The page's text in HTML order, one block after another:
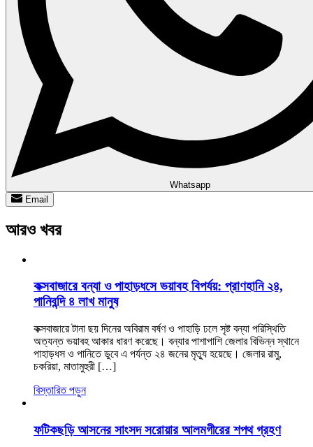
Whatsapp
Email
আরও খবর
কক্সবাজারে বন্যা ও পাহাড়ধসে ভয়াবহ বিপর্যয়: প্রাণহানি ২৪,
পানিবন্দি ৪ লাখ মানুষ
কক্সবাজারে টানা ছয় দিনের অবিরাম বর্ষণ ও পাহাড়ি ঢলে সৃষ্ট বন্যা পরিস্থিতি
অত্যন্ত ভয়াবহ আকার ধারণ করেছে। বন্যার পাশাপাশি জেলার বিভিন্ন স্থানে
পাহাড়ধস ও পানিতে ডুবে এ পর্যন্ত ২৪ জনের মৃত্যু হয়েছে। জেলার রামু,
চকরিয়া, মাতামুহুরী […]
বিস্তারিত পড়ুন
ফটিকছড়ি আসনের সাংসদ সরোয়ার আলমগীরের শপথ গ্রহণ